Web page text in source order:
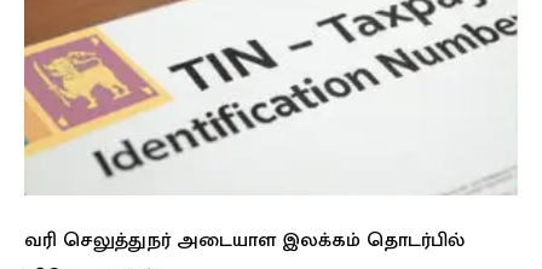
வரி செலுத்துநர் அடையாள இலக்கம் தொடர்பில்